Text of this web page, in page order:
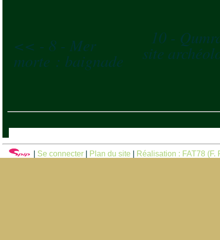
<< - 8 - Mer
morte : baignade
10 -
site
Se connecter| Plan du site Réalisation : FAT78 (F.